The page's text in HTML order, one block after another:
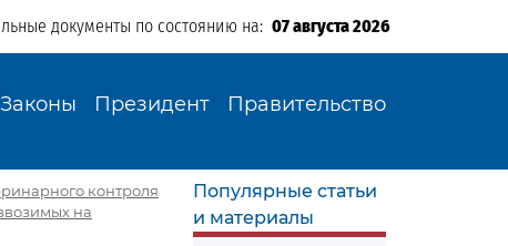
документы по состоянию на: 07 августа 2026
Законы Президент Правительство
контроля
на
Популярные статьи
и материалы